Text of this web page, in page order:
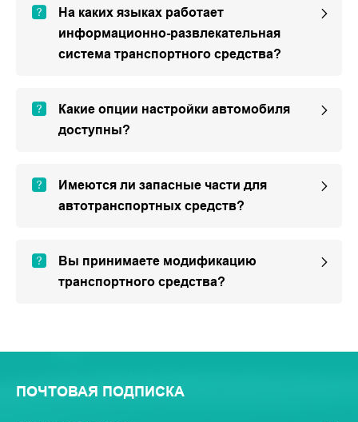
На каких языках работает
информационно-развлекательная
система транспортного средства?
Какие опции настройки автомобиля
доступны?
Имеются ли запасные части для
автотранспортных средств?
Вы принимаете модификацию
транспортного средства?
ПОЧТОВАЯ ПОДПИСКА